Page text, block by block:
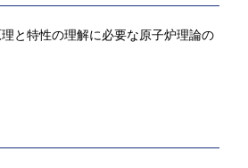
と特性の理解に必要な原子炉理論の